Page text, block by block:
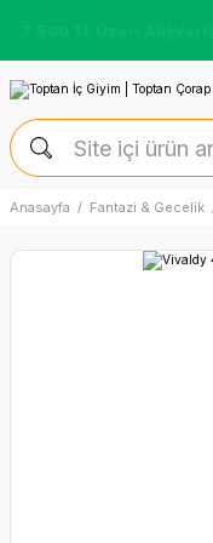
Anasayfa Fantazi & Gecelik